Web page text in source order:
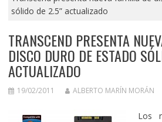
sólido de 2.5” actualizado
TRANSCEND PRESENTA
DISCO DURO DE ESTADO
ACTUALIZADO
19/02/2011 ALBERTO MARÍN MORÁN
Los